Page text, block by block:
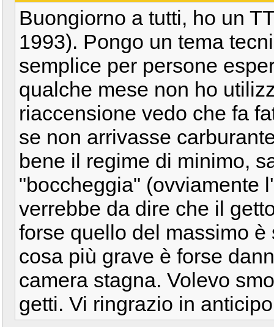
Buongiorno a tutti, ho un
1993). Pongo un tema
semplice per persone
qualche mese non ho
riaccensione vedo che fa
se non arrivasse
bene il regime di minimo,
"boccheggia" (ovviamente
verrebbe da dire che il
forse quello del massimo
cosa più grave è forse
camera stagna. Volevo
getti. Vi ringrazio in